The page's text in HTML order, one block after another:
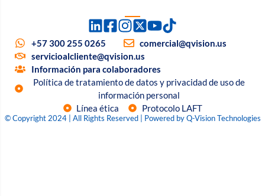
+57 300 255 0265
comercial@qvision.us
servicioalcliente@qvision.us
Información para colaboradores
Política de tratamiento de datos y privacidad de uso de
información personal
Línea ética
Protocolo LAFT
© Copyright 2024 | All Rights Reserved | Powered by Q-Vision Technologies